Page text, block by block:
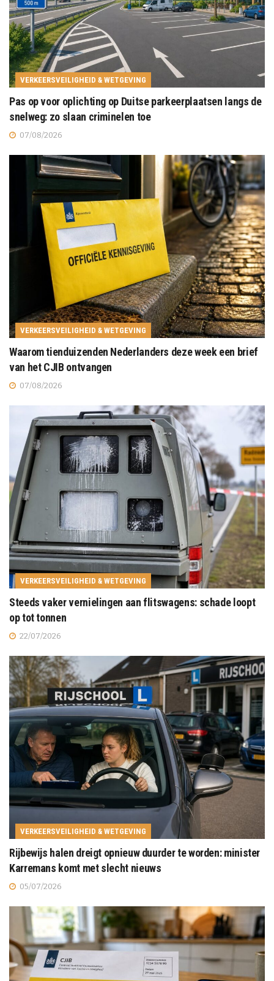
VERKEERSVEILIGHEID & WETGEVING
Pas op voor oplichting op Duitse parkeerplaatsen langs de
snelweg: zo slaan criminelen toe
07/08/2026
VERKEERSVEILIGHEID & WETGEVING
Waarom tienduizenden Nederlanders deze week een brief
van het CJIB ontvangen
07/08/2026
VERKEERSVEILIGHEID & WETGEVING
Steeds vaker vernielingen aan flitswagens: schade loopt
op tot tonnen
22/07/2026
VERKEERSVEILIGHEID & WETGEVING
Rijbewijs halen dreigt opnieuw duurder te worden: minister
Karremans komt met slecht nieuws
05/07/2026